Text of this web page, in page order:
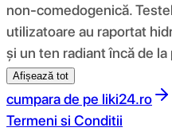
non-comedogenică.
utilizatoare au raportat
și un ten radiant încă de
Afișează tot
cumpara de pe liki24.ro
Termeni si Conditii